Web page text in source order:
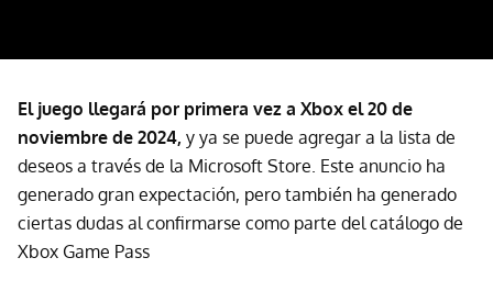
El juego llegará por primera vez a Xbox el 20 de
noviembre de 2024, y ya se puede agregar a la lista de
deseos a través de la Microsoft Store. Este anuncio ha
generado gran expectación, pero también ha generado
ciertas dudas al confirmarse como parte del catálogo de
Xbox Game Pass